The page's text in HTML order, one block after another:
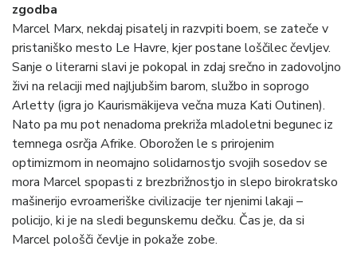
zgodba
Marcel Marx, nekdaj pisatelj in razvpiti boem, se zateče v
pristaniško mesto Le Havre, kjer postane loščilec čevljev.
Sanje o literarni slavi je pokopal in zdaj srečno in zadovoljno
živi na relaciji med najljubšim barom, službo in soprogo
Arletty (igra jo Kaurismäkijeva večna muza Kati Outinen).
Nato pa mu pot nenadoma prekriža mladoletni begunec iz
temnega osrčja Afrike. Oborožen le s prirojenim
optimizmom in neomajno solidarnostjo svojih sosedov se
mora Marcel spopasti z brezbrižnostjo in slepo birokratsko
mašinerijo evroameriške civilizacije ter njenimi lakaji –
policijo, ki je na sledi begunskemu dečku. Čas je, da si
Marcel pološči čevlje in pokaže zobe.